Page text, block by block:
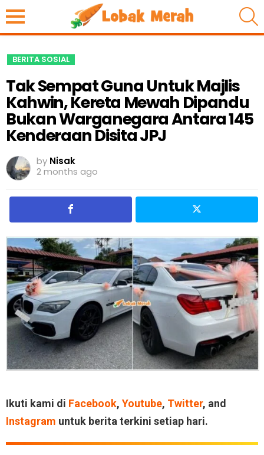
BERITA SOSIAL
Tak Sempat Guna Untuk Majlis
Kahwin, Kereta Mewah Dipandu
Bukan Warganegara Antara 145
Kenderaan Disita JPJ
by Nisak
2 months ago
Ikuti kami di Facebook, Youtube, Twitter, and
Instagram untuk berita terkini setiap hari.